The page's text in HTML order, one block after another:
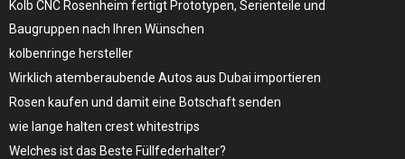
Kolb CNC Rosenheim fertigt Prototypen, Serienteile und
Baugruppen nach Ihren Wünschen
kolbenringe hersteller
Wirklich atemberaubende Autos aus Dubai importieren
Rosen kaufen und damit eine Botschaft senden
wie lange halten crest whitestrips
Welches ist das Beste Füllfederhalter?